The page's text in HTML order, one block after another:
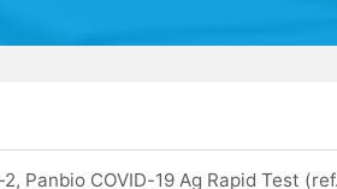
Panbio COVID-19 Ag Rapid Test (ref.